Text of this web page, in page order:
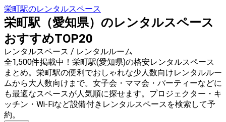
栄町駅のレンタルスペース
栄町駅（愛知県）のレンタルスペース
おすすめTOP20
レンタルスペース / レンタルルーム
全1,500件掲載中！栄町駅(愛知県)の格安レンタルスペース
まとめ。栄町駅の便利でおしゃれな少人数向けレンタルルー
ムから大人数向けまで。女子会・ママ会・パーティーなどに
も最適なスペースが人気順に探せます。プロジェクター・キ
ッチン・Wi-Fiなど設備付きレンタルスペースを検索して予
約。